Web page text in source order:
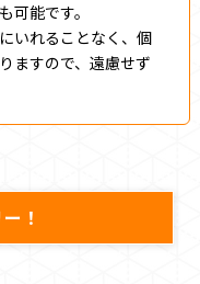
可能です。
いれることなく、個
ますので、遠慮せず
！